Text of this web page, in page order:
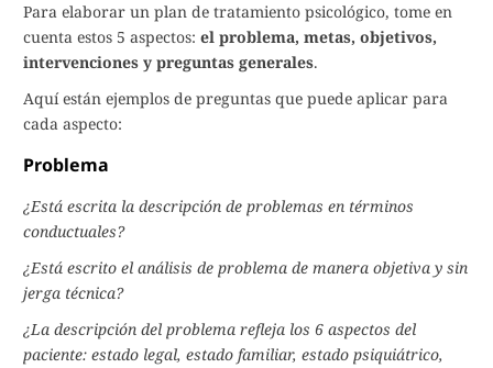
Para elaborar un plan de tratamiento psicológico, tome en
cuenta estos 5 aspectos: el problema, metas, objetivos,
intervenciones y preguntas generales.
Aquí están ejemplos de preguntas que puede aplicar para
cada aspecto:
Problema
¿Está escrita la descripción de problemas en términos
conductuales?
¿Está escrito el análisis de problema de manera objetiva y sin
jerga técnica?
¿La descripción del problema refleja los 6 aspectos del
paciente: estado legal, estado familiar, estado psiquiátrico,